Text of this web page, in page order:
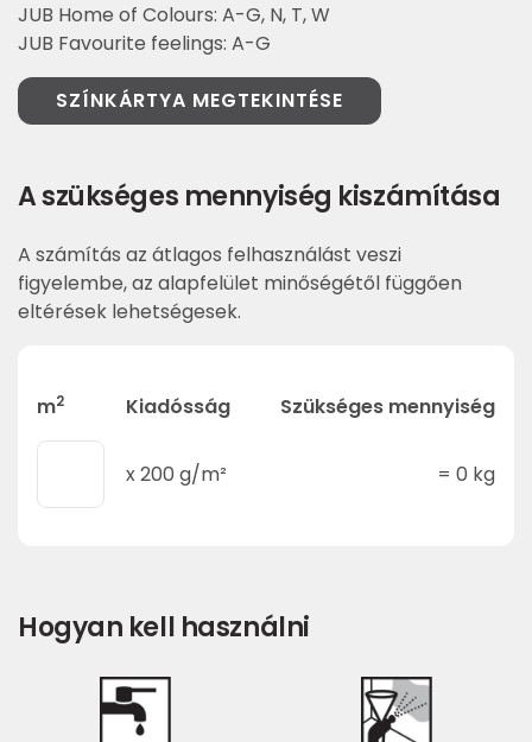
JUB Home of Colours: A-G, N, T, W
JUB Favourite feelings: A-G
SZÍNKÁRTYA MEGTEKINTÉSE
A szükséges mennyiség kiszámítása
A számítás az átlagos felhasználást veszi
figyelembe, az alapfelület minőségétől függően
eltérések lehetségesek.
m2 Kiadósság Szükséges mennyiség
x200 g/m² = 0 kg
Hogyan kell használni